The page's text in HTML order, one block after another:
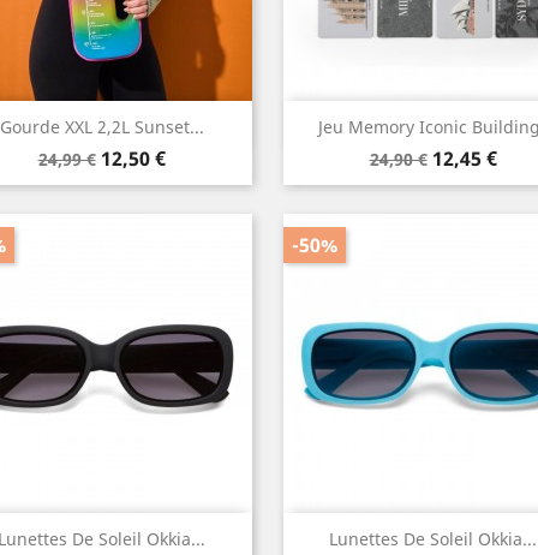
Gourde XXL 2,2L Sunset...
Prix
de
24,99 € Prix
12,50 €
Aperçu rapide Jeu Memory Iconic
Prix
de
24,90 € Prix
12,45 €
Aperçu rapide
De Soleil Okkia...
Aperçu rapide Lunettes De Soleil Okkia...
-50%
Aperçu rapide